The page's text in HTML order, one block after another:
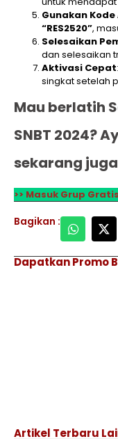
Gunakan
“RES2520”,
Selesaikan
dan selesaikan
Aktivasi Cepat
singkat setelah
Mau berlatih
SNBT 2024?
sekarang
>> Masuk Grup Gratis
Bagikan :
Dapatkan Promo
Artikel Terbaru